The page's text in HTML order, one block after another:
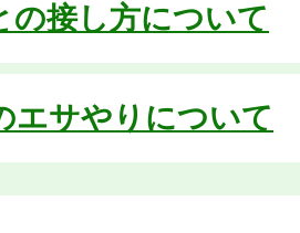
の接し方について
エサやりについて